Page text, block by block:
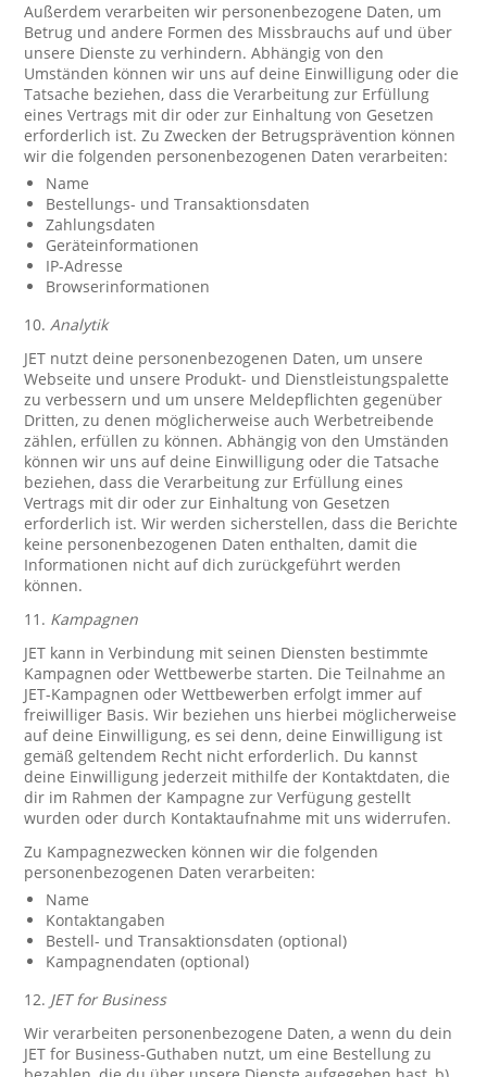
Außerdem verarbeiten wir personenbezogene Daten, um
Betrug und andere Formen des Missbrauchs auf und über
unsere Dienste zu verhindern. Abhängig von den
Umständen können wir uns auf deine Einwilligung oder die
Tatsache beziehen, dass die Verarbeitung zur Erfüllung
eines Vertrags mit dir oder zur Einhaltung von Gesetzen
erforderlich ist. Zu Zwecken der Betrugsprävention können
wir die folgenden personenbezogenen Daten verarbeiten:
Name
Bestellungs- und Transaktionsdaten
Zahlungsdaten
Geräteinformationen
IP-Adresse
Browserinformationen
10.Analytik
JET nutzt deine personenbezogenen Daten, um unsere
Webseite und unsere Produkt- und Dienstleistungspalette
zu verbessern und um unsere Meldepflichten gegenüber
Dritten, zu denen möglicherweise auch Werbetreibende
zählen, erfüllen zu können. Abhängig von den Umständen
können wir uns auf deine Einwilligung oder die Tatsache
beziehen, dass die Verarbeitung zur Erfüllung eines
Vertrags mit dir oder zur Einhaltung von Gesetzen
erforderlich ist. Wir werden sicherstellen, dass die Berichte
keine personenbezogenen Daten enthalten, damit die
Informationen nicht auf dich zurückgeführt werden
können.
11. Kampagnen
JET kann in Verbindung mit seinen Diensten bestimmte
Kampagnen oder Wettbewerbe starten. Die Teilnahme an
JET-Kampagnen oder Wettbewerben erfolgt immer auf
freiwilliger Basis. Wir beziehen uns hierbei möglicherweise
auf deine Einwilligung, es sei denn, deine Einwilligung ist
gemäß geltendem Recht nicht erforderlich. Du kannst
deine Einwilligung jederzeit mithilfe der Kontaktdaten, die
dir im Rahmen der Kampagne zur Verfügung gestellt
wurden oder durch Kontaktaufnahme mit uns widerrufen.
Zu Kampagnezwecken können wir die folgenden
personenbezogenen Daten verarbeiten:
Name
Kontaktangaben
Bestell- und Transaktionsdaten (optional)
Kampagnendaten (optional)
12. JET for Business
Wir verarbeiten personenbezogene Daten, a wenn du dein
JET for Business-Guthaben nutzt, um eine Bestellung zu